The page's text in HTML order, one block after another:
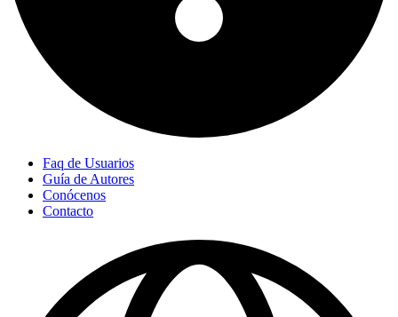
Faq de Usuarios
Guía de Autores
Conócenos
Contacto